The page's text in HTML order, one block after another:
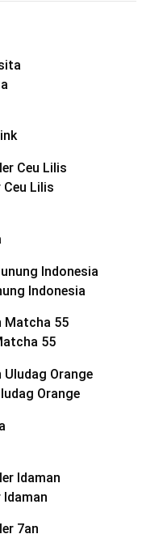
Ceu Lilis
Indonesia
55
Orange
Idaman